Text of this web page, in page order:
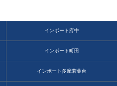
インポート府中
インポート町田
インポート多摩若葉台